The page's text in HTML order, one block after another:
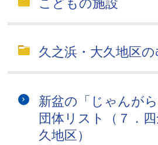
こどもの施設
久之浜・大久地区の
新盆の「じゃんが
団体リスト（７．
久地区）